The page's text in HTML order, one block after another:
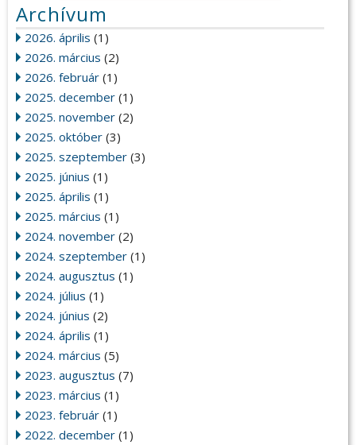
Archívum
2026. április (1)
2026. március (2)
2026. február (1)
2025. december (1)
2025. november (2)
2025. október (3)
2025. szeptember (3)
2025. június (1)
2025. április (1)
2025. március (1)
2024. november (2)
2024. szeptember (1)
2024. augusztus (1)
2024. július (1)
2024. június (2)
2024. április (1)
2024. március (5)
2023. augusztus (7)
2023. március (1)
2023. február (1)
2022. december (1)